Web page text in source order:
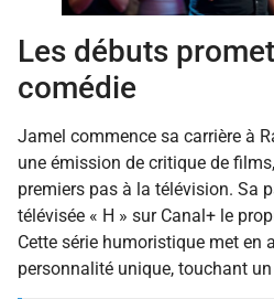
Les débuts
comédie
Jamel commence sa carrière à
une émission de critique de
premiers pas à la télévision. Sa
télévisée « H » sur Canal+ le
Cette série humoristique met en
personnalité unique, touchant